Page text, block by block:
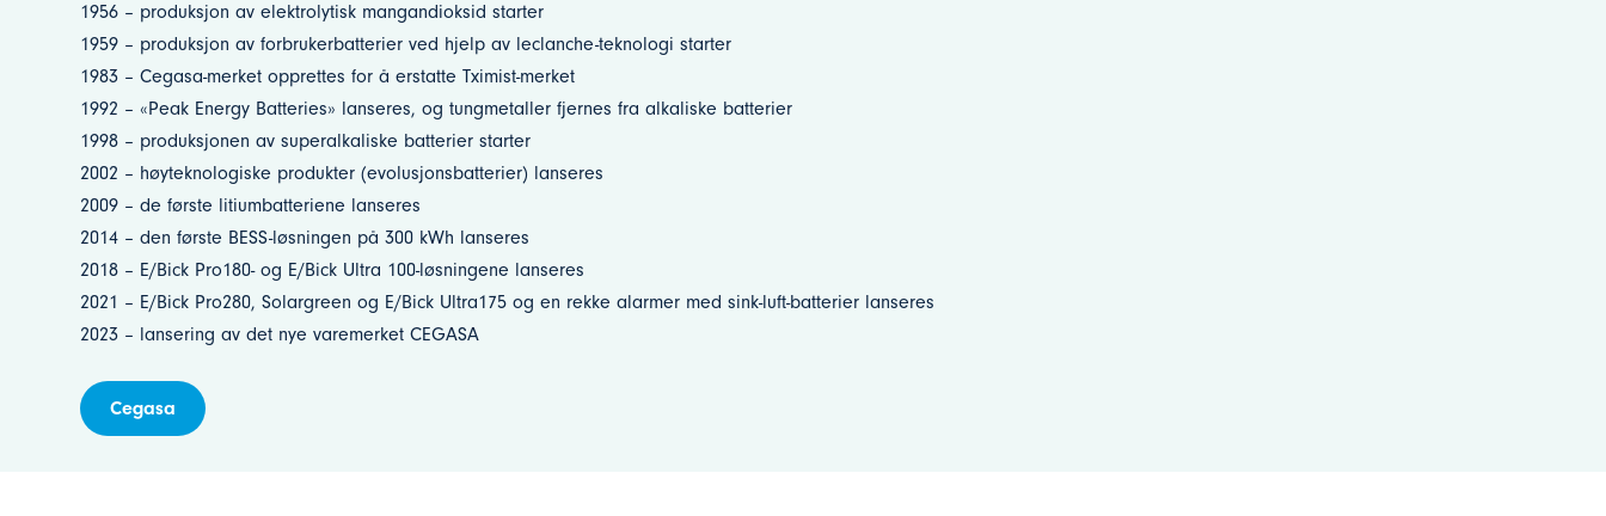
1956 – produksjon av elektrolytisk mangandioksid starter
1959 – produksjon av forbrukerbatterier ved hjelp av leclanche-teknologi starter
1983 – Cegasa-merket opprettes for å erstatte Tximist-merket
1992 – «Peak Energy Batteries» lanseres, og tungmetaller fjernes fra alkaliske batterier
1998 – produksjonen av superalkaliske batterier starter
2002 – høyteknologiske produkter (evolusjonsbatterier) lanseres
2009 – de første litiumbatteriene lanseres
2014 – den første BESS-løsningen på 300 kWh lanseres
2018 – E/Bick Pro180- og E/Bick Ultra 100-løsningene lanseres
2021 – E/Bick Pro280, Solargreen og E/Bick Ultra175 og en rekke alarmer med sink-luft-batterier lanseres
2023 – lansering av det nye varemerket CEGASA
Cegasa